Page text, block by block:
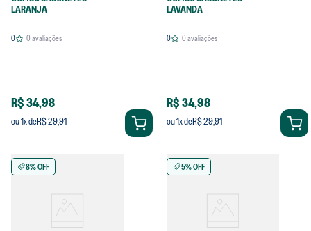
LARANJA
0 0avaliações
R$ 34,98
ou1x deR$ 29,91
LAVANDA
0 0avaliações
R$ 34,98
ou1x deR$ 29,91
8% OFF 5% OFF